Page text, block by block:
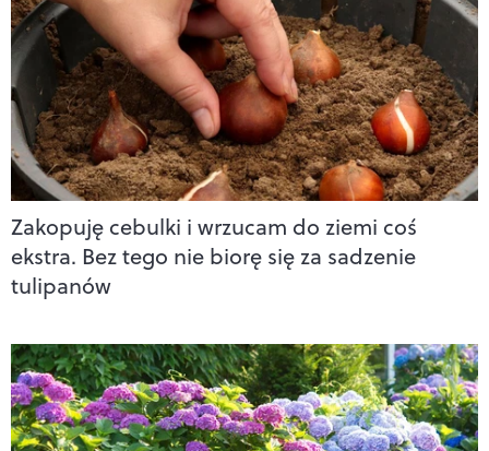
Zakopuję cebulki i wrzucam do ziemi coś
ekstra. Bez tego nie biorę się za sadzenie
tulipanów